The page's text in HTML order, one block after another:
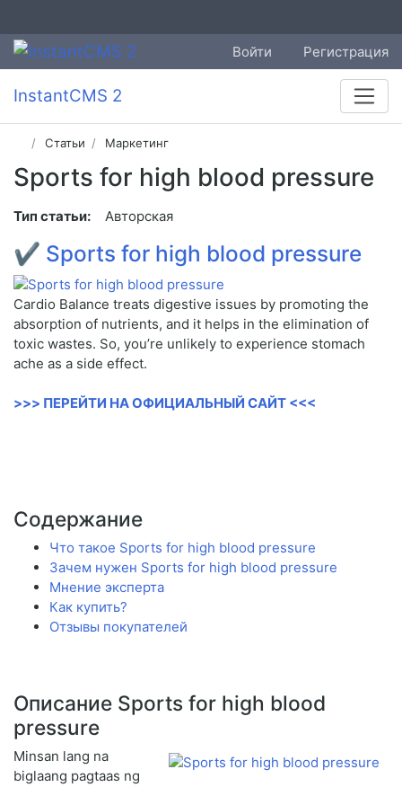
Войти Регистрация
InstantCMS 2
Статьи Маркетинг
Sports for high blood pressure
Тип статьи: Авторская
✔ Sports for high blood pressure
Cardio Balance treats digestive issues by promoting the
absorption of nutrients, and it helps in the elimination of
toxic wastes. So, you’re unlikely to experience stomach
ache as a side effect.
>>> ПЕРЕЙТИ НА ОФИЦИАЛЬНЫЙ САЙТ <<<
Содержание
Что такое Sports for high blood pressure
Зачем нужен Sports for high blood pressure
Мнение эксперта
Как купить?
Отзывы покупателей
Описание Sports for high blood
pressure
Minsan lang na
biglaang pagtaas ng